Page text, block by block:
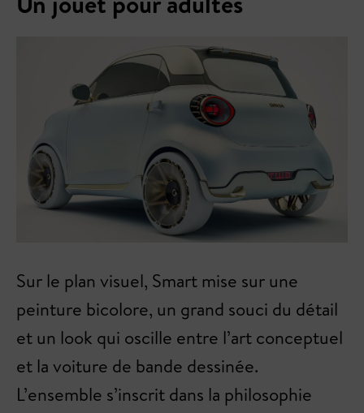
Sur le plan visuel, Smart mise sur une
peinture bicolore, un grand souci du détail
et un look qui oscille entre l’art conceptuel
et la voiture de bande dessinée.
L’ensemble s’inscrit dans la philosophie